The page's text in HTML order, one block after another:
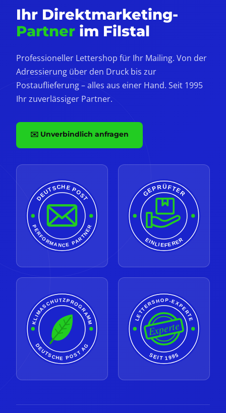
Ihr Direktmarketing-
Partner im Filstal
Professioneller Lettershop für Ihr Mailing. Von der
Adressierung über den Druck bis zur
Postauflieferung – alles aus einer Hand. Seit 1995
Ihr zuverlässiger Partner.
✉️ Unverbindlich anfragen
DEUTSCHE POST
PERFORMANCE PARTNER
GEPRÜFTER
EINLIEFERER
KLIMASCHUTZPROGRAMM
DEUTSCHE POST AG
LETTERSHOP-EXPERTE
SEIT 1995
Experte